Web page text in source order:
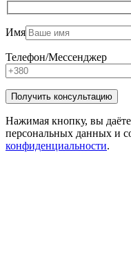
Имя
Телефон/Мессенджер
Нажимая кнопку, вы даёте
персональных данных и
конфиденциальности.